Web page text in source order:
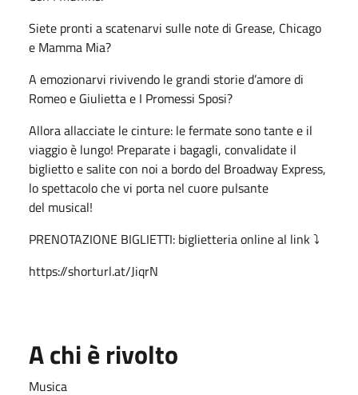
Siete pronti a scatenarvi sulle note di Grease, Chicago
e Mamma Mia?
A emozionarvi rivivendo le grandi storie d’amore di
Romeo e Giulietta e I Promessi Sposi?
Allora allacciate le cinture: le fermate sono tante e il
viaggio è lungo! Preparate i bagagli, convalidate il
biglietto e salite con noi a bordo del Broadway Express,
lo spettacolo che vi porta nel cuore pulsante
del musical!
PRENOTAZIONE BIGLIETTI: biglietteria online al link ⤵️
https://shorturl.at/JiqrN
A chi è rivolto
Musica